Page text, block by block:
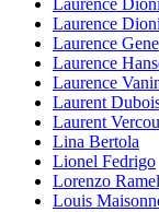
Laurence
Laurence
Laurence
Laurence
Laurence
Laurent
Laurent
Lina Bertola
Lionel Fedrigo
Lorenzo
Louis